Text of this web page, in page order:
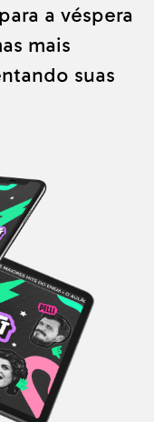
a véspera
mais
suas
que
com o que
Folha
dos
estará
com